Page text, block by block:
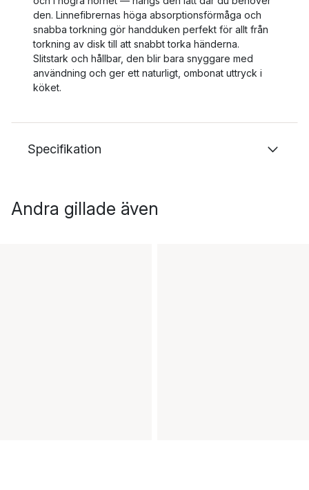
den. Linnefibrernas höga absorptionsförmåga och
snabba torkning gör handduken perfekt för allt från
torkning av disk till att snabbt torka händerna.
Slitstark och hållbar, den blir bara snyggare med
användning och ger ett naturligt, ombonat uttryck i
köket.
Specifikation
Andra gillade även